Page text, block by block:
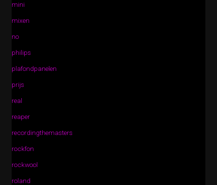
mini
mixen
no
philips
plafondpanelen
prijs
real
reaper
recordingthemasters
rockfon
rockwool
roland